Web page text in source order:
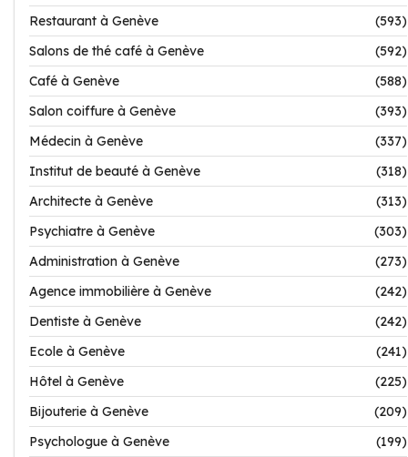
Restaurant à Genève
(593)
Salons de thé café à Genève
(592)
Café à Genève
(588)
Salon coiffure à Genève
(393)
Médecin à Genève
(337)
Institut de beauté à Genève
(318)
Architecte à Genève
(313)
Psychiatre à Genève
(303)
Administration à Genève
(273)
Agence immobilière à Genève
(242)
Dentiste à Genève
(242)
Ecole à Genève
(241)
Hôtel à Genève
(225)
Bijouterie à Genève
(209)
Psychologue à Genève
(199)